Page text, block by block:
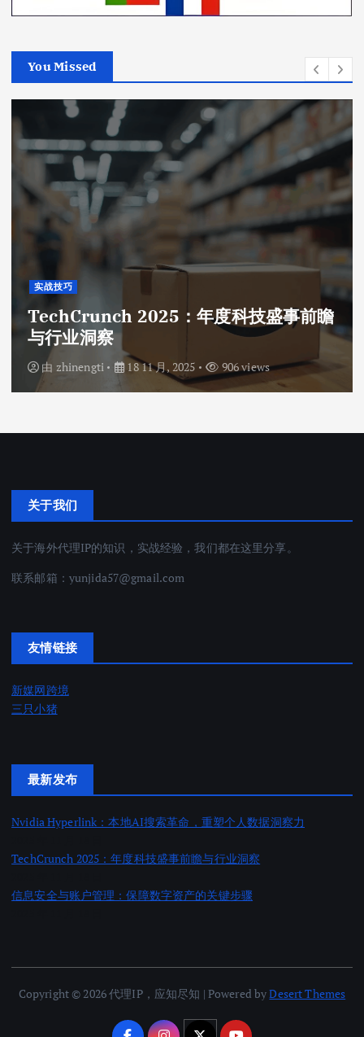
You Missed
实战技巧
TechCrunch 2025：年度科技盛事前瞻
与行业洞察
由 zhinengti 18 11 月, 2025 906 views
关于我们
关于海外代理IP的知识，实战经验，我们都在这里分享。
联系邮箱： yunjida57@gmail.com
友情链接
新媒网跨境
三只小猪
最新发布
Nvidia Hyperlink：本地AI搜索革命，重塑个人数据洞察力
TechCrunch 2025：年度科技盛事前瞻与行业洞察
信息安全与账户管理：保障数字资产的关键步骤
Copyright © 2026 代理IP，应知尽知 | Powered byDesert Themes